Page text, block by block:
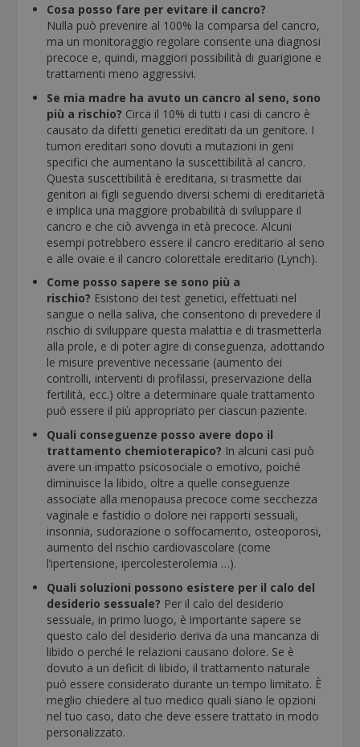
Cosa posso fare per evitare il cancro?
Nulla può prevenire al 100% la comparsa del cancro,
ma un monitoraggio regolare consente una diagnosi
precoce e, quindi, maggiori possibilità di guarigione e
trattamenti meno aggressivi.
Se mia madre ha avuto un cancro al seno, sono
più a rischio? Circa il 10% di tutti i casi di cancro è
causato da difetti genetici ereditati da un genitore. I
tumori ereditari sono dovuti a mutazioni in geni
specifici che aumentano la suscettibilità al cancro.
Questa suscettibilità è ereditaria, si trasmette dai
genitori ai figli seguendo diversi schemi di ereditarietà
e implica una maggiore probabilità di sviluppare il
cancro e che ciò avvenga in età precoce. Alcuni
esempi potrebbero essere il cancro ereditario al seno
e alle ovaie e il cancro colorettale ereditario (Lynch).
Come posso sapere se sono più a
rischio? Esistono dei test genetici, effettuati nel
sangue o nella saliva, che consentono di prevedere il
rischio di sviluppare questa malattia e di trasmetterla
alla prole, e di poter agire di conseguenza, adottando
le misure preventive necessarie (aumento dei
controlli, interventi di profilassi, preservazione della
fertilità, ecc.) oltre a determinare quale trattamento
può essere il più appropriato per ciascun paziente.
Quali conseguenze posso avere dopo il
trattamento chemioterapico? In alcuni casi può
avere un impatto psicosociale o emotivo, poiché
diminuisce la libido, oltre a quelle conseguenze
associate alla menopausa precoce come secchezza
vaginale e fastidio o dolore nei rapporti sessuali,
insonnia, sudorazione o soffocamento, osteoporosi,
aumento del rischio cardiovascolare (come
l’ipertensione, ipercolesterolemia …).
Quali soluzioni possono esistere per il calo del
desiderio sessuale? Per il calo del desiderio
sessuale, in primo luogo, è importante sapere se
questo calo del desiderio deriva da una mancanza di
libido o perché le relazioni causano dolore. Se è
dovuto a un deficit di libido, il trattamento naturale
può essere considerato durante un tempo limitato. È
meglio chiedere al tuo medico quali siano le opzioni
nel tuo caso, dato che deve essere trattato in modo
personalizzato.